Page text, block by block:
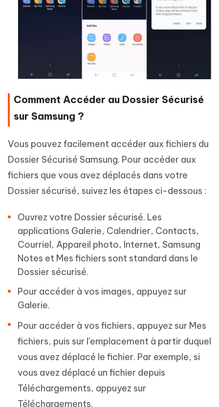
Comment Accéder au Dossier Sécurisé
sur Samsung ?
Vous pouvez facilement accéder aux fichiers du
Dossier Sécurisé Samsung. Pour accéder aux
fichiers que vous avez déplacés dans votre
Dossier sécurisé, suivez les étapes ci-dessous :
Ouvrez votre Dossier sécurisé. Les
applications Galerie, Calendrier, Contacts,
Courriel, Appareil photo, Internet, Samsung
Notes et Mes fichiers sont standard dans le
Dossier sécurisé.
Pour accéder à vos images, appuyez sur
Galerie.
Pour accéder à vos fichiers, appuyez sur Mes
fichiers, puis sur l'emplacement à partir duquel
vous avez déplacé le fichier. Par exemple, si
vous avez déplacé un fichier depuis
Téléchargements, appuyez sur
Téléchargements.